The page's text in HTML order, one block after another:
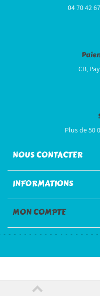
04 70 42
CB,
Plus de 50
NOUS CONTACTER
INFORMATIONS
MON COMPTE